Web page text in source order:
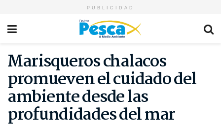
PUBLICIDAD
Marisqueros chalacos
promueven el cuidado del
ambiente desde las
profundidades del mar